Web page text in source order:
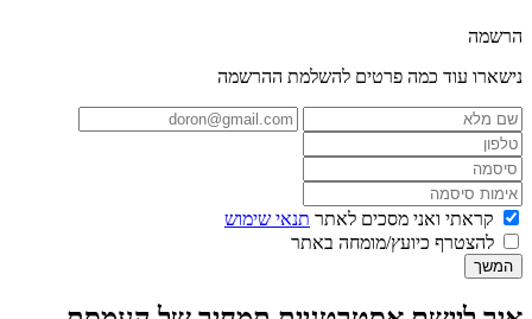
הרשמה
נישארו עוד כמה פרטים להשלמת ההרשמה
קראתי ואני מסכים לאתר תנאי שימוש
להצטרף כיועץ/מומחה באתר
המשך